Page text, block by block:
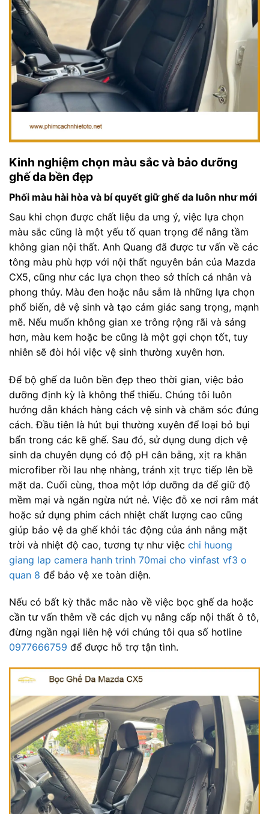
Kinh nghiệm chọn màu sắc và bảo dưỡng
ghế da bền đẹp
Phối màu hài hòa và bí quyết giữ ghế da luôn như mới
Sau khi chọn được chất liệu da ưng ý, việc lựa chọn
màu sắc cũng là một yếu tố quan trọng để nâng tầm
không gian nội thất. Anh Quang đã được tư vấn về các
tông màu phù hợp với nội thất nguyên bản của Mazda
CX5, cũng như các lựa chọn theo sở thích cá nhân và
phong thủy. Màu đen hoặc nâu sẫm là những lựa chọn
phổ biến, dễ vệ sinh và tạo cảm giác sang trọng, mạnh
mẽ. Nếu muốn không gian xe trông rộng rãi và sáng
hơn, màu kem hoặc be cũng là một gợi chọn tốt, tuy
nhiên sẽ đòi hỏi việc vệ sinh thường xuyên hơn.
Để bộ ghế da luôn bền đẹp theo thời gian, việc bảo
dưỡng định kỳ là không thể thiếu. Chúng tôi luôn
hướng dẫn khách hàng cách vệ sinh và chăm sóc đúng
cách. Đầu tiên là hút bụi thường xuyên để loại bỏ bụi
bẩn trong các kẽ ghế. Sau đó, sử dụng dung dịch vệ
sinh da chuyên dụng có độ pH cân bằng, xịt ra khăn
microfiber rồi lau nhẹ nhàng, tránh xịt trực tiếp lên bề
mặt da. Cuối cùng, thoa một lớp dưỡng da để giữ độ
mềm mại và ngăn ngừa nứt nẻ. Việc đỗ xe nơi râm mát
hoặc sử dụng phim cách nhiệt chất lượng cao cũng
giúp bảo vệ da ghế khỏi tác động của ánh nắng mặt
trời và nhiệt độ cao, tương tự như việc chi huong
giang lap camera hanh trinh 70mai cho vinfast vf3 o
quan 8 để bảo vệ xe toàn diện.
Nếu có bất kỳ thắc mắc nào về việc bọc ghế da hoặc
cần tư vấn thêm về các dịch vụ nâng cấp nội thất ô tô,
đừng ngần ngại liên hệ với chúng tôi qua số hotline
0977666759 để được hỗ trợ tận tình.